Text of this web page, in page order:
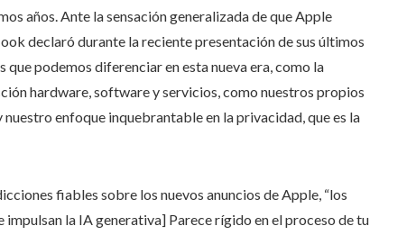
años. Ante la sensación generalizada de que Apple
declaró durante la reciente presentación de sus últimos
podemos diferenciar en esta nueva era, como la
hardware, software y servicios, como nuestros propios
enfoque inquebrantable en la privacidad, que es la
fiables sobre los nuevos anuncios de Apple, “los
la IA generativa] Parece rígido en el proceso de tu